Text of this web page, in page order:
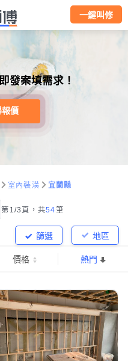
一鍵叫修
發案填需求！
報價
室內裝潢 宜蘭縣
第1/3頁， 共54筆
地區
篩選
價格 熱門